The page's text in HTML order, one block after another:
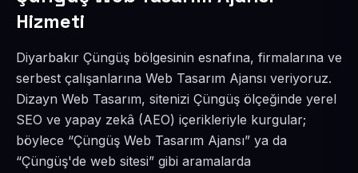
Hizmeti
Diyarbakır Çüngüş bölgesinin esnafına, firmalarına ve
serbest çalışanlarına Web Tasarım Ajansı veriyoruz.
Dizayn Web Tasarım, sitenizi Çüngüş ölçeğinde yerel
SEO ve yapay zekâ (AEO) içerikleriyle kurgular;
böylece “Çüngüş Web Tasarım Ajansı” ya da
“Çüngüş'de web sitesi” gibi aramalarda